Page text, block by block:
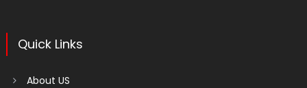
Quick Links
About US